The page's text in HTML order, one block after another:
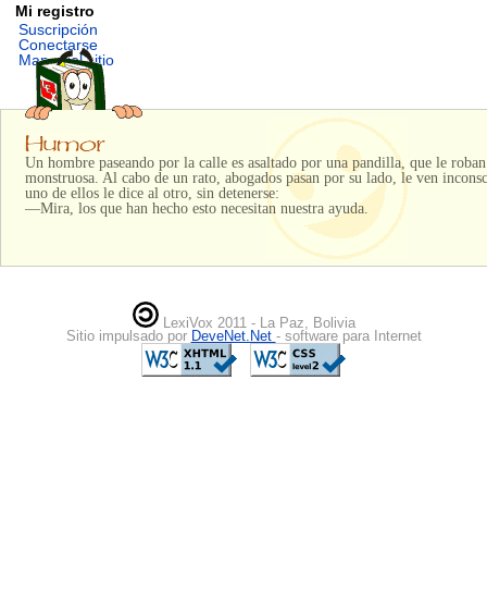
Mi registro
Suscripción
Conectarse
Mapa del sitio
Un hombre paseando por la calle es asaltado por una pandilla, que le
monstruosa. Al cabo de un rato, abogados pasan por su lado, le ven
uno de ellos le dice al otro, sin detenerse:
—Mira, los que han hecho esto necesitan nuestra ayuda.
LexiVox 2011 - La Paz, Bolivia
Sitio impulsado por DeveNet.Net - software para Internet